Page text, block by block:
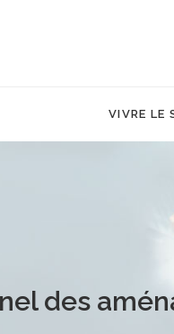
VIVRE LE
des